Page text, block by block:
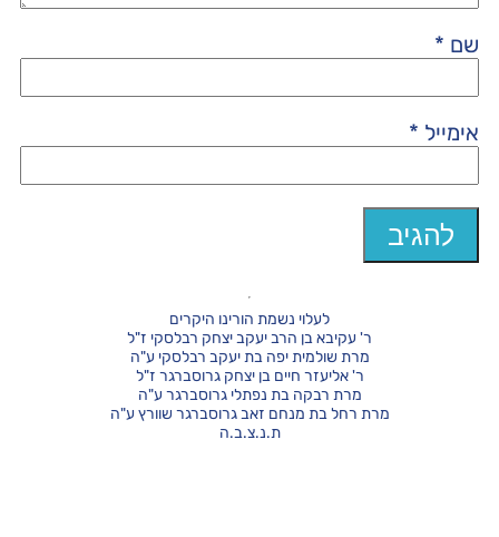
שם *
אימייל *
לעלוי נשמת הורינו היקרים
ר' עקיבא בן הרב יעקב יצחק רבלסקי ז"ל
מרת שולמית יפה בת יעקב רבלסקי ע"ה
ר' אליעזר חיים בן יצחק גרוסברגר ז"ל
מרת רבקה בת נפתלי גרוסברגר ע"ה
מרת רחל בת מנחם זאב גרוסברגר שוורץ ע"ה
ת.נ.צ.ב.ה